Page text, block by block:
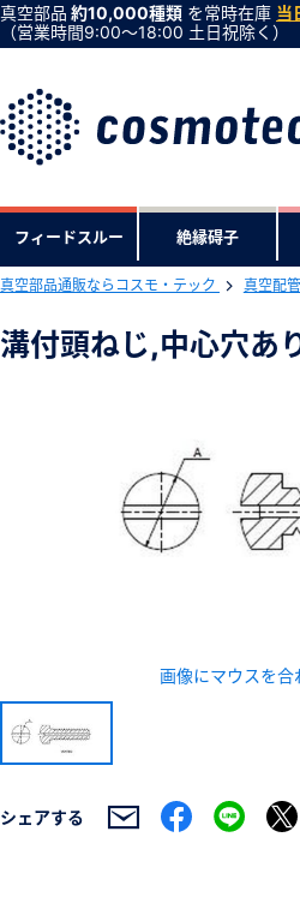
真空部品 約10,000種類 を常時在庫 当
（営業時間9:00〜18:00 土日祝除く）
フィードスルー 絶縁碍子
真空部品通販ならコスモ・テック 真空配
溝付頭ねじ,中心穴
画像にマウスを合
シェアする
下記製
会員登録
※新規会員登録をお
また当社の判断によ